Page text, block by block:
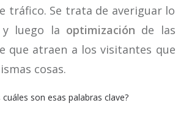
tráfico. Se trata de averiguar lo
y luego la optimización de las
que atraen a los visitantes que
cosas.
son esas palabras clave?